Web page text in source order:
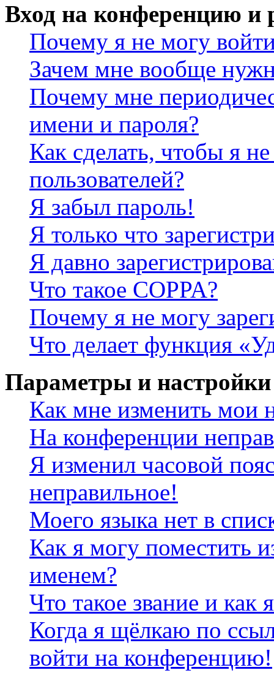
Вход на конференцию и
Почему я не могу
Зачем мне вообще
Почему мне
имени и пароля?
Как сделать, чтобы я
пользователей?
Я забыл пароль!
Я только что
Я давно
Что такое COPPA?
Почему я не могу
Что делает функция
Параметры и настройки
Как мне изменить мои
На конференции
Я изменил часовой
неправильное!
Моего языка нет в
Как я могу поместить
именем?
Что такое звание и как
Когда я щёлкаю по
войти на конференцию!